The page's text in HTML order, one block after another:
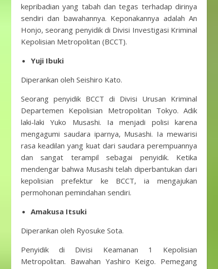
kepribadian yang tabah dan tegas terhadap dirinya
sendiri dan bawahannya. Keponakannya adalah An
Honjo, seorang penyidik ​​di Divisi Investigasi Kriminal
Kepolisian Metropolitan (BCCT).
Yuji Ibuki
Diperankan oleh Seishiro Kato.
Seorang penyidik ​​BCCT di Divisi Urusan Kriminal
Departemen Kepolisian Metropolitan Tokyo. Adik
laki-laki Yuko Musashi. Ia menjadi polisi karena
mengagumi saudara iparnya, Musashi. Ia mewarisi
rasa keadilan yang kuat dari saudara perempuannya
dan sangat terampil sebagai penyidik. Ketika
mendengar bahwa Musashi telah diperbantukan dari
kepolisian prefektur ke BCCT, ia mengajukan
permohonan pemindahan sendiri.
Amakusa Itsuki
Diperankan oleh Ryosuke Sota.
Penyidik ​​di Divisi Keamanan 1 Kepolisian
Metropolitan. Bawahan Yashiro Keigo. Pemegang